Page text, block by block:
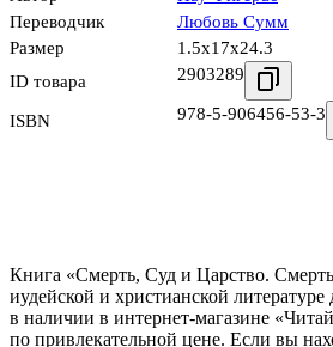
Переводчик
Любовь Сумм
Размер
1.5x17x24.3
ID товара
2903289
ISBN 978-5-906456-53-3
Книга «Смерть, Суд и Царство.
иудейской и христианской литературе
в наличии в интернет-магазине
по привлекательной цене. Если вы